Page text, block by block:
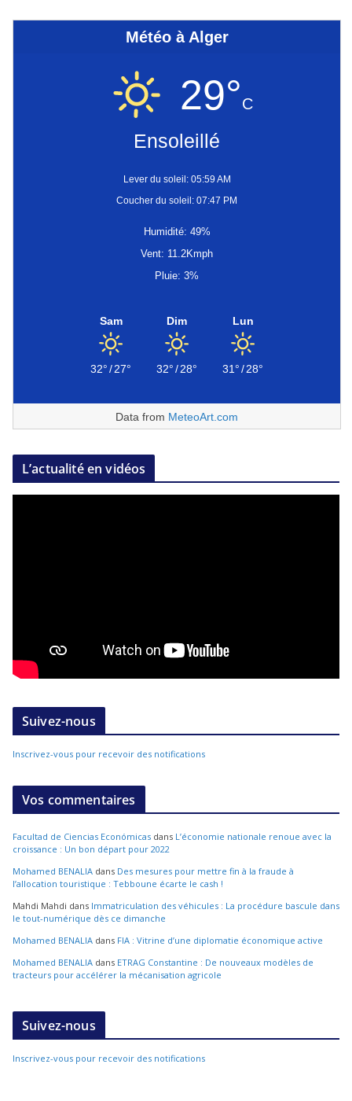
Météo à Alger
29°C
Ensoleillé
Lever du soleil: 05:59 AM
Coucher du soleil: 07:47 PM
Humidité: 49%
Vent: 11.2Kmph
Pluie: 3%
Sam
32°/27°
Dim
32°/28°
Lun
31°/28°
Data from MeteoArt.com
L’actualité en vidéos
Suivez-nous
Inscrivez-vous pour recevoir des notifications
Vos commentaires
Facultad de Ciencias Económicas dans L’économie nationale renoue avec la
croissance : Un bon départ pour 2022
Mohamed BENALIA dans Des mesures pour mettre fin à la fraude à
l’allocation touristique : Tebboune écarte le cash !
Mahdi Mahdi dans Immatriculation des véhicules : La procédure bascule dans
le tout-numérique dès ce dimanche
Mohamed BENALIA dans FIA : Vitrine d’une diplomatie économique active
Mohamed BENALIA dans ETRAG Constantine : De nouveaux modèles de
tracteurs pour accélérer la mécanisation agricole
Suivez-nous
Inscrivez-vous pour recevoir des notifications